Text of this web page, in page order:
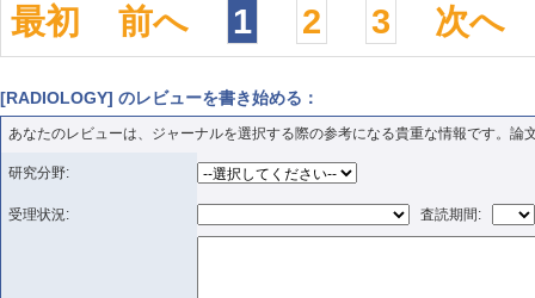
最初 前へ 1 2 3 次へ
[RADIOLOGY] のレビューを書き始める：
あなたのレビューは、ジャーナルを選択する際の参考になる貴重な情報です。論
研究分野:
受理状況: 査読期間: